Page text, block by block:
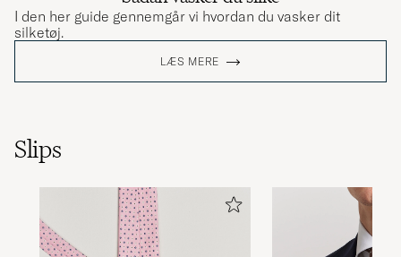
I den her guide gennemgår vi hvordan du vasker dit
silketøj.
LÆS MERE
Slips